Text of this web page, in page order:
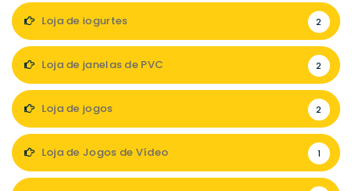
Loja de iogurtes 2
Loja de janelas de PVC 2
Loja de jogos 2
Loja de Jogos de Vídeo 1